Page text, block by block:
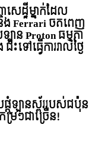
សេដ្ឋីម្នាក់ដែល
ង Ferrari ចតពេញ
ឡាន Proton ធម្មតា
ះទៅធ្វើការរាល់ថ្ងៃ
តុំឡានស្ព័ររបស់ជប៉ុន
រៗជាច្រើន!